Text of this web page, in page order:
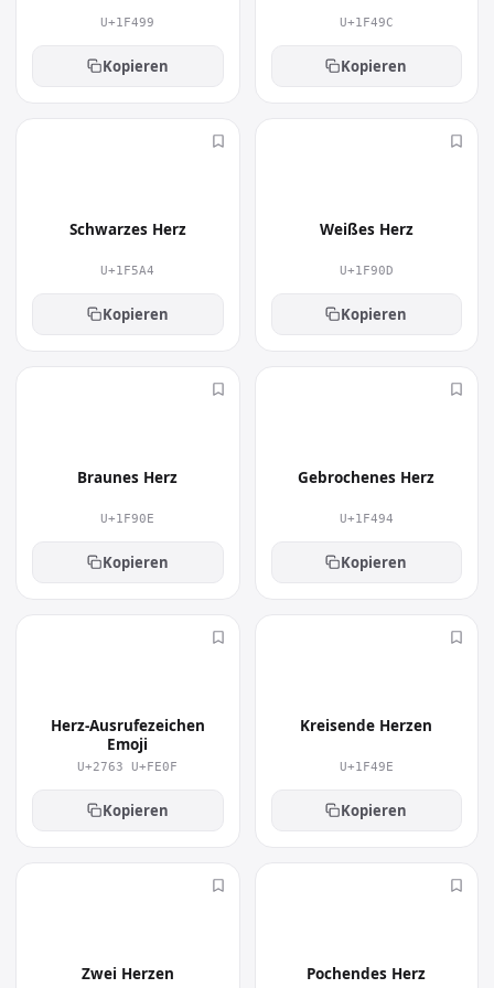
U+1F499
Kopieren
U+1F49C
Kopieren
Schwarzes Herz
U+1F5A4
Kopieren
Weißes Herz
U+1F90D
Kopieren
Braunes Herz
U+1F90E
Kopieren
Gebrochenes Herz
U+1F494
Kopieren
Herz-Ausrufezeichen
Emoji
U+2763 U+FE0F
Kopieren
Kreisende Herzen
U+1F49E
Kopieren
Zwei Herzen Pochendes Herz